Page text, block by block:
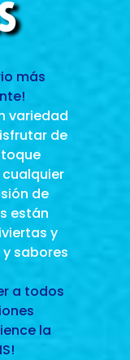
más
variedad
de
toque
de
están
y
sabores
a todos
la